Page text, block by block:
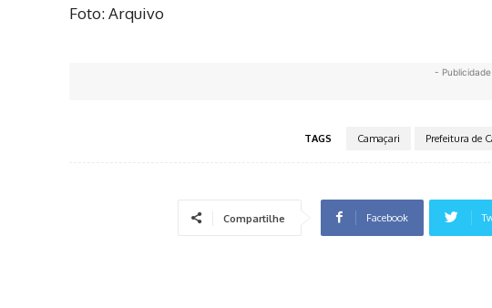
Foto: Arquivo
-
TAGS Camaçari Prefeitura de
Compartilhe Facebook